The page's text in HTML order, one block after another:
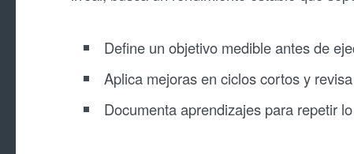
Define un objetivo medible antes de
Aplica mejoras en ciclos cortos y
Documenta aprendizajes para repetir